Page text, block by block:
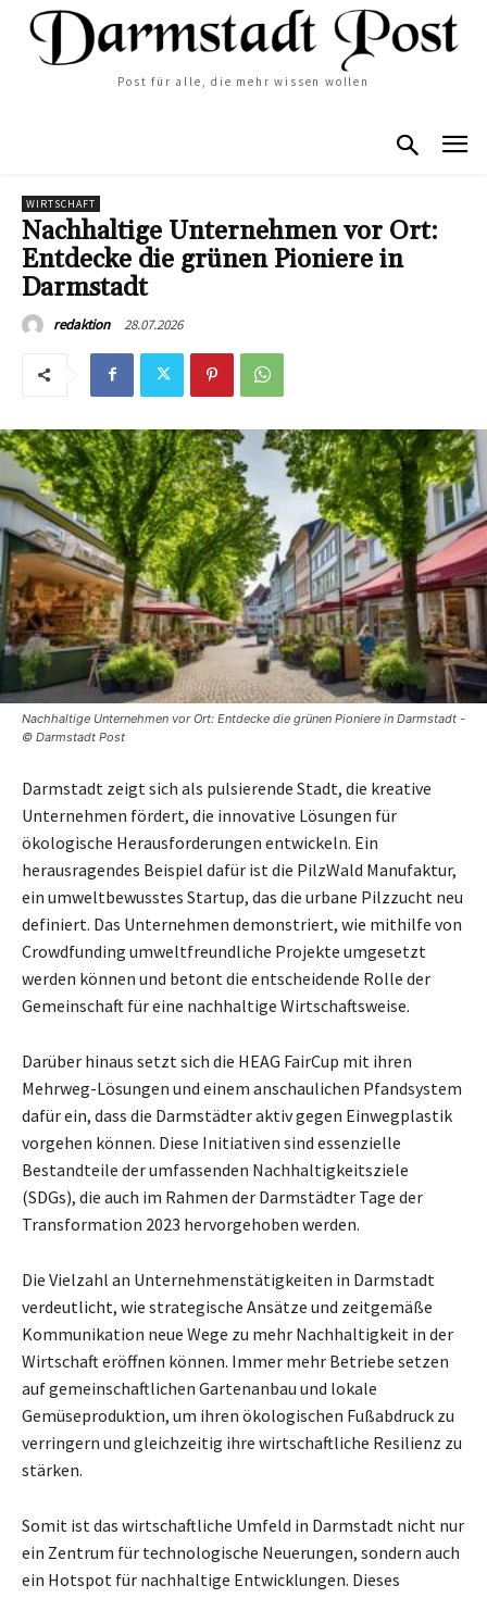
Post für alle, die mehr wissen wollen
WIRTSCHAFT
Nachhaltige Unternehmen vor Ort:
Entdecke die grünen Pioniere in
Darmstadt
redaktion 28.07.2026
Nachhaltige Unternehmen vor Ort: Entdecke die grünen Pioniere in Darmstadt -
© Darmstadt Post
Darmstadt zeigt sich als pulsierende Stadt, die kreative
Unternehmen fördert, die innovative Lösungen für
ökologische Herausforderungen entwickeln. Ein
herausragendes Beispiel dafür ist die PilzWald Manufaktur,
ein umweltbewusstes Startup, das die urbane Pilzzucht neu
definiert. Das Unternehmen demonstriert, wie mithilfe von
Crowdfunding umweltfreundliche Projekte umgesetzt
werden können und betont die entscheidende Rolle der
Gemeinschaft für eine nachhaltige Wirtschaftsweise.
Darüber hinaus setzt sich die HEAG FairCup mit ihren
Mehrweg-Lösungen und einem anschaulichen Pfandsystem
dafür ein, dass die Darmstädter aktiv gegen Einwegplastik
vorgehen können. Diese Initiativen sind essenzielle
Bestandteile der umfassenden Nachhaltigkeitsziele
(SDGs), die auch im Rahmen der Darmstädter Tage der
Transformation 2023 hervorgehoben werden.
Die Vielzahl an Unternehmenstätigkeiten in Darmstadt
verdeutlicht, wie strategische Ansätze und zeitgemäße
Kommunikation neue Wege zu mehr Nachhaltigkeit in der
Wirtschaft eröffnen können. Immer mehr Betriebe setzen
auf gemeinschaftlichen Gartenanbau und lokale
Gemüseproduktion, um ihren ökologischen Fußabdruck zu
verringern und gleichzeitig ihre wirtschaftliche Resilienz zu
stärken.
Somit ist das wirtschaftliche Umfeld in Darmstadt nicht nur
ein Zentrum für technologische Neuerungen, sondern auch
ein Hotspot für nachhaltige Entwicklungen. Dieses